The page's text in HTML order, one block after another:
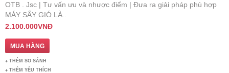
OTB . Jsc | Tư vấn ưu và nhược điểm | Đưa ra giải pháp phù hợp ​
MÁY SẤY GIÓ LÀ..
2.100.000VNĐ
THÊM SO SÁNH
THÊM YÊU THÍCH